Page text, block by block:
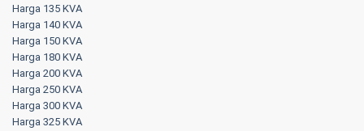
Harga 135 KVA
Harga 140 KVA
Harga 150 KVA
Harga 180 KVA
Harga 200 KVA
Harga 250 KVA
Harga 300 KVA
Harga 325 KVA